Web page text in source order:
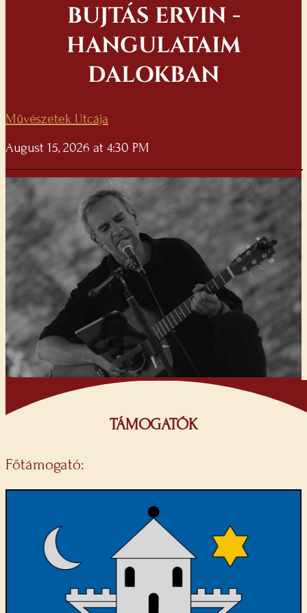
BUJTÁS ERVIN -
HANGULATAIM
DALOKBAN
Művészetek Utcája
August 15, 2026 at 4:30 PM
TÁMOGATÓK
Főtámogató: